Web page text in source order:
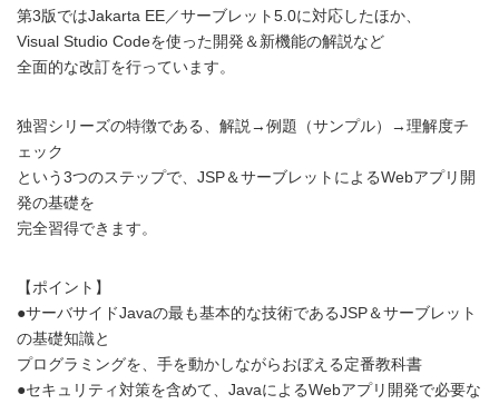
第3版ではJakarta EE／サーブレット5.0に対応したほか、
Visual Studio Codeを使った開発＆新機能の解説など
全面的な改訂を行っています。
独習シリーズの特徴である、解説→例題（サンプル）→理解度チ
ェック
という3つのステップで、JSP＆サーブレットによるWebアプリ開
発の基礎を
完全習得できます。
【ポイント】
●サーバサイドJavaの最も基本的な技術であるJSP＆サーブレット
の基礎知識と
プログラミングを、手を動かしながらおぼえる定番教科書
●セキュリティ対策を含めて、JavaによるWebアプリ開発で必要な